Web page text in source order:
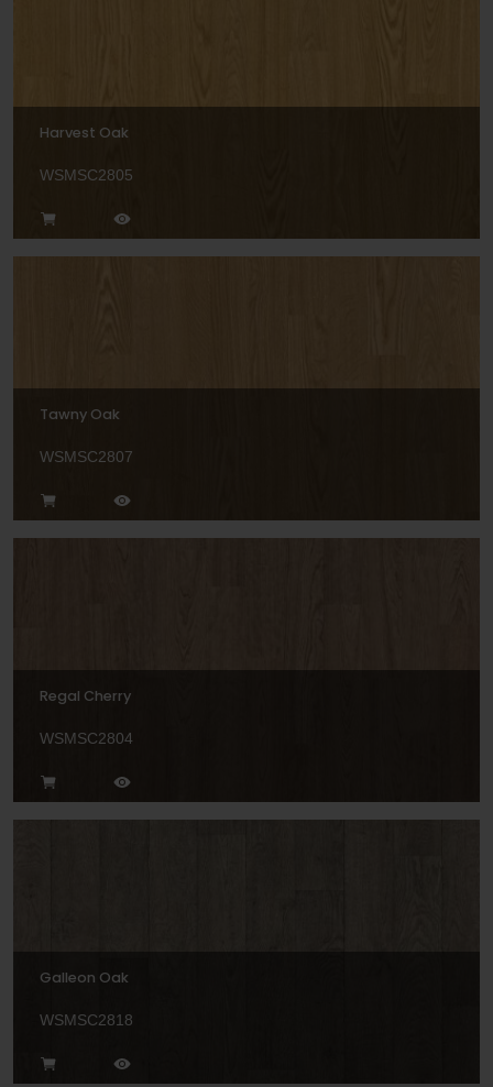
Harvest Oak
WSMSC2805
Tawny Oak
WSMSC2807
Regal Cherry
WSMSC2804
Galleon Oak
WSMSC2818